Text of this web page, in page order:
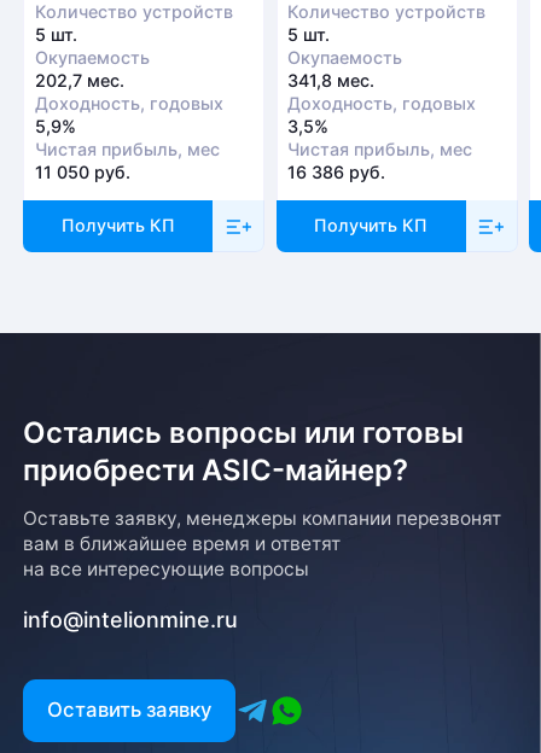
Количество устройств
5 шт.
Окупаемость
202,7 мес.
Доходность, годовых
5,9%
Чистая прибыль, мес
11 050 руб.
Получить КП
Количество устройств
5 шт.
Окупаемость
341,8 мес.
Доходность, годовых
3,5%
Чистая прибыль, мес
16 386 руб.
Получить КП
Остались вопросы или готовы
приобрести ASIC-майнер?
Оставьте заявку, менеджеры компании перезвонят
вам в ближайшее время и ответят
на все интересующие вопросы
info@intelionmine.ru
Оставить заявку